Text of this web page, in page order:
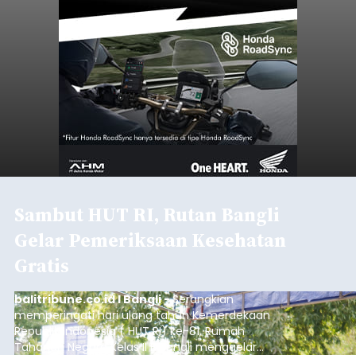
balitribune.coo.id I Singaraja -
PT Pelabuhan
Indonesia (Persero) atau Pelindo Cabang
Celukan Bawang mencatat kinerja operasional
yang positif hingga Juli 2026. Peningkatan terlihat
dari arus kapal yang mencapai 1,48 juta Gross
Tonnage (GT), atau tumbuh 12,4 persen
dibandingkan periode yang sama tahun lalu
yang tercatat sebesar 1,32 juta GT.
Buleleng
Submitted bycontributoronThu, 08/06/2026 - 20:41
Baca Selengkapnya
Klarifikasi Perizinan, 4 Kafe
di Desa Baha Dipanggil Satpol
PP Badung
balitribune.co.id I Mangupura -Satuan Polisi
Pamong Praja (Satpol PP) Kabupaten Badung